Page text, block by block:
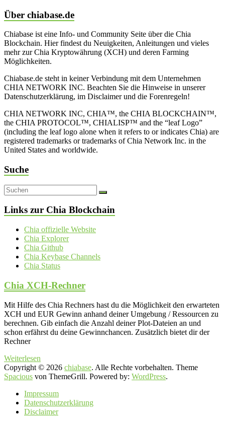
Über chiabase.de
Chiabase ist eine Info- und Community Seite über die Chia
Blockchain. Hier findest du Neuigkeiten, Anleitungen und vieles
mehr zur Chia Kryptowährung (XCH) und deren Farming
Möglichkeiten.
Chiabase.de steht in keiner Verbindung mit dem Unternehmen
CHIA NETWORK INC. Beachten Sie die Hinweise in unserer
Datenschutzerklärung, im Disclaimer und die Forenregeln!
CHIA NETWORK INC, CHIA™, the CHIA BLOCKCHAIN™,
the CHIA PROTOCOL™, CHIALISP™ and the “leaf Logo”
(including the leaf logo alone when it refers to or indicates Chia) are
registered trademarks or trademarks of Chia Network Inc. in the
United States and worldwide.
Suche
Links zur Chia Blockchain
Chia offizielle Website
Chia Explorer
Chia Github
Chia Keybase Channels
Chia Status
Chia XCH-Rechner
Mit Hilfe des Chia Rechners hast du die Möglichkeit den erwarteten
XCH und EUR Gewinn anhand deiner Umgebung / Ressourcen zu
berechnen. Gib einfach die Anzahl deiner Plot-Dateien an und
schon erfährst du deine Gewinnchancen. Zusätzlich bietet dir der
Rechner
Weiterlesen
Copyright © 2026 chiabase. Alle Rechte vorbehalten. Theme
Spacious von ThemeGrill. Powered by: WordPress.
Impressum
Datenschutzerklärung
Disclaimer